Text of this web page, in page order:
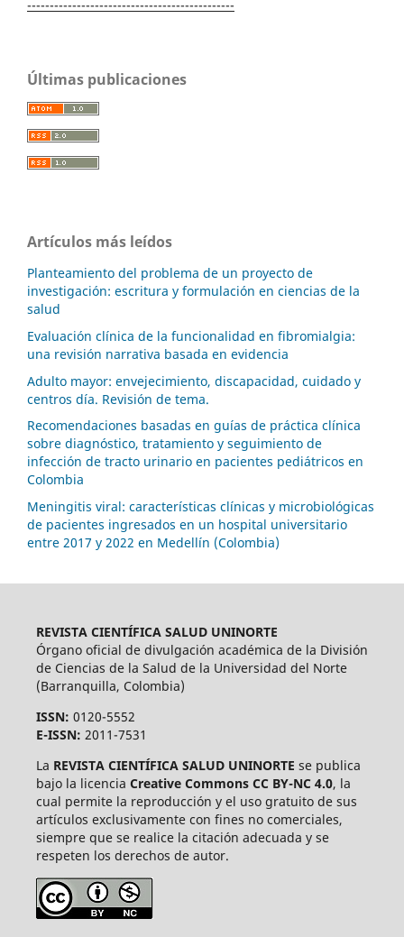
----------------------------------------------
Últimas publicaciones
Artículos más leídos
Planteamiento del problema de un proyecto de
investigación: escritura y formulación en ciencias de la
salud
Evaluación clínica de la funcionalidad en fibromialgia:
una revisión narrativa basada en evidencia
Adulto mayor: envejecimiento, discapacidad, cuidado y
centros día. Revisión de tema.
Recomendaciones basadas en guías de práctica clínica
sobre diagnóstico, tratamiento y seguimiento de
infección de tracto urinario en pacientes pediátricos en
Colombia
Meningitis viral: características clínicas y microbiológicas
de pacientes ingresados en un hospital universitario
entre 2017 y 2022 en Medellín (Colombia)
REVISTA CIENTÍFICA SALUD UNINORTE
Órgano oficial de divulgación académica de la División
de Ciencias de la Salud de la Universidad del Norte
(Barranquilla, Colombia)
ISSN: 0120-5552
E-ISSN: 2011-7531
La REVISTA CIENTÍFICA SALUD UNINORTE se publica
bajo la licencia Creative Commons CC BY-NC 4.0, la
cual permite la reproducción y el uso gratuito de sus
artículos exclusivamente con fines no comerciales,
siempre que se realice la citación adecuada y se
respeten los derechos de autor.